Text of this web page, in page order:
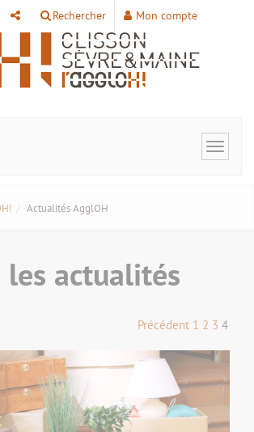
Rechercher Mon compte
Toggle
Actualités AgglOH
les actualités
Précédent 1 2 3 4
cookies